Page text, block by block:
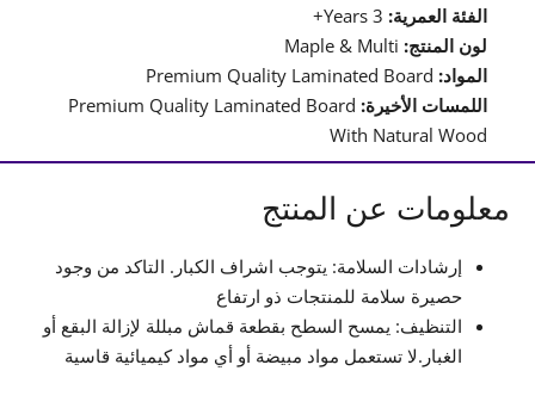
الفئة العمرية:
لون المنتج:
المواد:
اللمسات الأخيرة: Premium Quality Laminated Board
With Natural Wood
معلومات عن المنتج
إرشادات السلامة: يتوجب اشراف الكبار. التاكد من وجود
حصيرة سلامة للمنتجات ذو ارتفاع
التنظيف: يمسح السطح بقطعة قماش مبللة لإزالة البقع أو
الغبار.لا تستعمل مواد مبيضة أو أي مواد كيميائية قاسية